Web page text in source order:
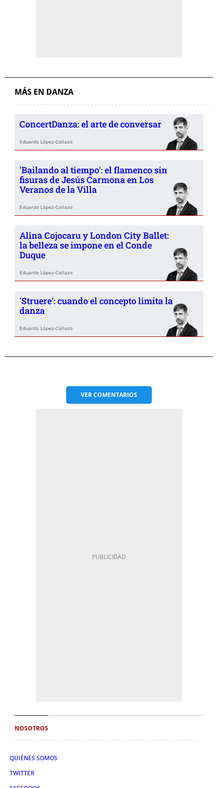
MÁS EN DANZA
ConcertDanza: el arte de conversar
Eduardo López-Collazo
'Bailando al tiempo': el flamenco sin
fisuras de Jesús Carmona en Los
Veranos de la Villa
Eduardo López-Collazo
Alina Cojocaru y London City Ballet:
la belleza se impone en el Conde
Duque
Eduardo López-Collazo
'Struere': cuando el concepto limita la
danza
Eduardo López-Collazo
VERCOMENTARIOS
NOSOTROS
QUIÉNES SOMOS
TWITTER